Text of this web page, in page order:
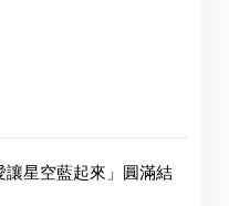
讓星空藍起來」圓滿結
失股票)